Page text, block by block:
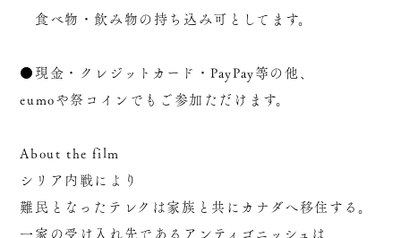
食べ物・飲み物の持ち込み可としてます。
●現金・クレジットカード・PayPay等の他、
eumoや祭コインでもご参加ただけます。
About the film
シリア内戦により
難民となったテレクは家族と共にカナダへ移住する。
一家の受け入れ先であるアンティゴニッシュは、